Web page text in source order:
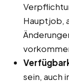
Hauptjob,
sein, auch